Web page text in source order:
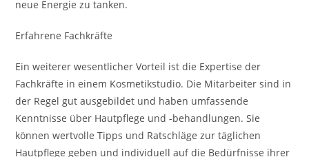
neue Energie zu tanken.
Erfahrene Fachkräfte
Ein weiterer wesentlicher Vorteil ist die Expertise der
Fachkräfte in einem Kosmetikstudio. Die Mitarbeiter sind in
der Regel gut ausgebildet und haben umfassende
Kenntnisse über Hautpflege und -behandlungen. Sie
können wertvolle Tipps und Ratschläge zur täglichen
Hautpflege geben und individuell auf die Bedürfnisse ihrer